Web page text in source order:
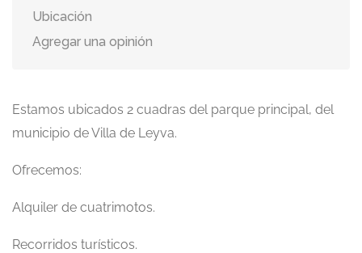
Ubicación
Agregar una opinión
Estamos ubicados 2 cuadras del parque principal, del
municipio de Villa de Leyva.
Ofrecemos:
Alquiler de cuatrimotos.
Recorridos turísticos.